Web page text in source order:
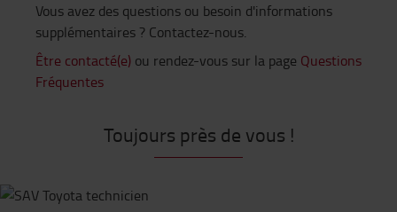
Vous avez des questions ou besoin d'informations
supplémentaires ? Contactez-nous.
Être contacté(e) ou rendez-vous sur la page Questions
Fréquentes
Toujours près de vous !